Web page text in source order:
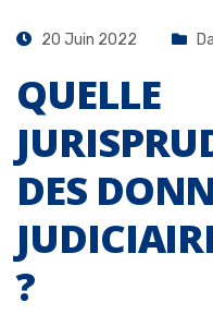
20 Juin 2022
QUELLE
DES
?